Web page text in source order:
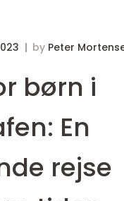
by Peter
børn i
En
rejse